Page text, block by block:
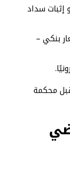
إثبات سداد
بنكي –
محكمة